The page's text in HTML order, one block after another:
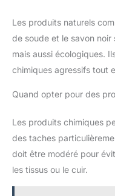
Les produits naturels
de soude et le savon noir
mais aussi écologiques.
chimiques agressifs tout
Quand opter pour des
Les produits chimiques
des taches
doit être modéré pour
les tissus ou le cuir.